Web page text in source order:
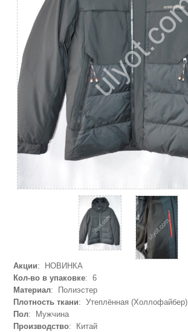
Акции: НОВИНКА
Кол-во в упаковке: 6
Материал: Полиэстер
Плотность ткани: Утеплённая (Холлофайбер)
Пол: Мужчина
Производство: Китай